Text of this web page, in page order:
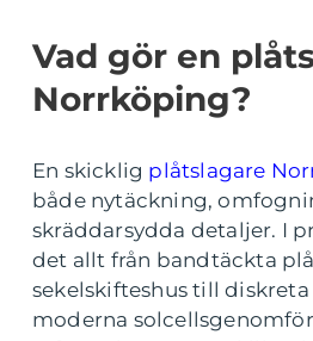
Vad gör en
Norrköping?
En skicklig plåtslagare
både nytäckning,
skräddarsydda detaljer. I
det allt från bandtäckta
sekelskifteshus till
moderna